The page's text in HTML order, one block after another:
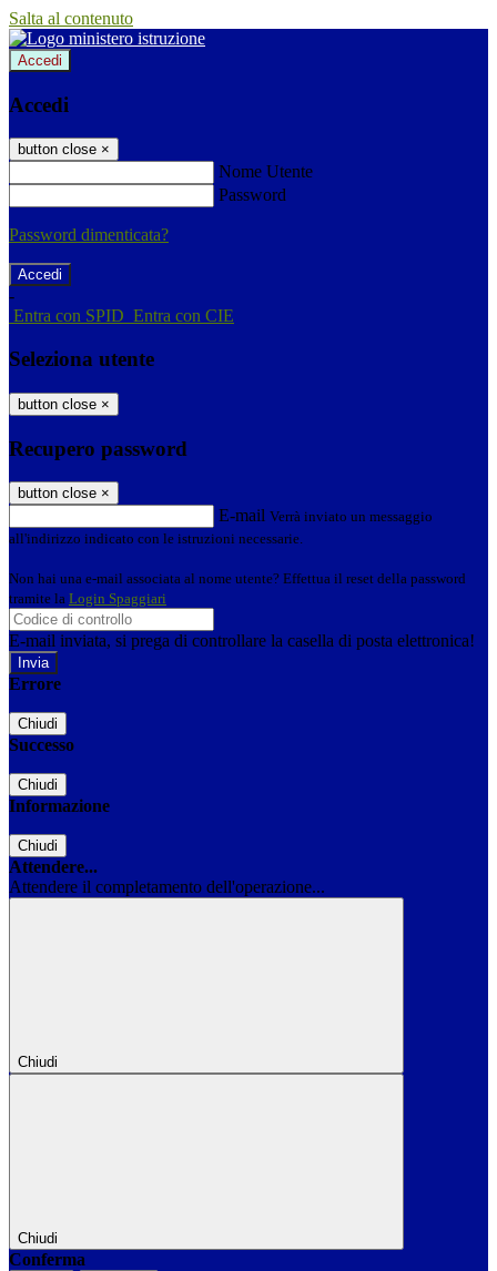
Salta al contenuto
Accedi
Accedi
button close ×
Nome Utente
Password
Password dimenticata?
-
Entra con SPID Entra con CIE
Seleziona utente
button close ×
Recupero password
button close ×
E-mail Verrà inviato un messaggio
all'indirizzo indicato con le istruzioni necessarie.
Non hai una e-mail associata al nome utente? Effettua il reset della password
tramite la Login Spaggiari
E-mail inviata, si prega di controllare la casella di posta elettronica!
Errore
Chiudi
Successo
Chiudi
Informazione
Chiudi
Attendere...
Attendere il completamento dell'operazione...
Chiudi
Chiudi
Conferma